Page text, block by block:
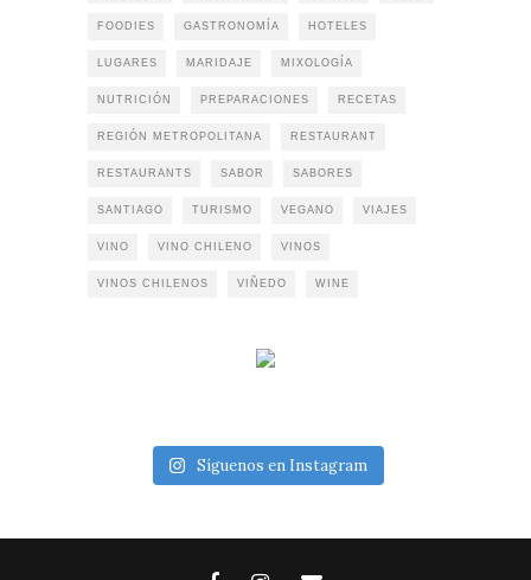
FOODIES GASTRONOMÍA HOTELES
LUGARES MARIDAJE MIXOLOGÍA
NUTRICIÓN PREPARACIONES RECETAS
REGIÓN METROPOLITANA RESTAURANT
RESTAURANTS SABOR SABORES
SANTIAGO TURISMO VEGANO VIAJES
VINO VINO CHILENO VINOS
VINOS CHILENOS VIÑEDO WINE
Síguenos en Instagram